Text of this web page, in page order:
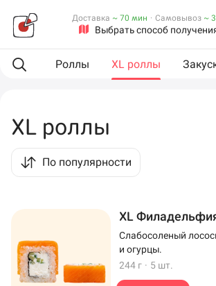
Выбрать способ
Доставка ~ 70 мин · Самовывоз ~
сеты Роллы XL роллы
XL роллы
По популярности
XL
Слабосоленый
и огурцы.
244 г · 5 шт.